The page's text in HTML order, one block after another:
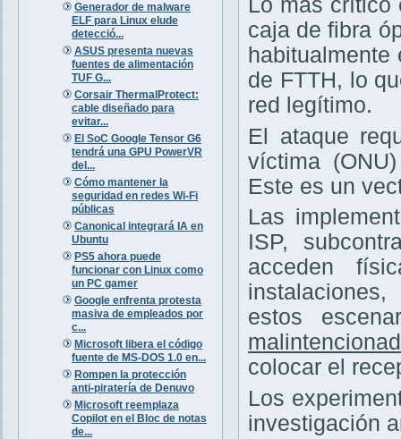
Generador de malware
ELF para Linux elude
detecció...
ASUS presenta nuevas
fuentes de alimentación
TUF G...
Corsair ThermalProtect:
cable diseñado para
evitar...
El SoC Google Tensor G6
tendrá una GPU PowerVR
del...
Cómo mantener la
seguridad en redes Wi-Fi
públicas
Canonical integrará IA en
Ubuntu
PS5 ahora puede
funcionar con Linux como
un PC gamer
Google enfrenta protesta
masiva de empleados por
c...
Microsoft libera el código
fuente de MS-DOS 1.0 en...
Rompen la protección
anti-piratería de Denuvo
Microsoft reemplaza
Copilot en el Bloc de notas
de...
Lo más crítico
caja de fibra
de FTTH, lo
red legítimo.
El ataque
víctima
Este es un
Las
ISP,
acceden
estos
colocar el
Los
investigación